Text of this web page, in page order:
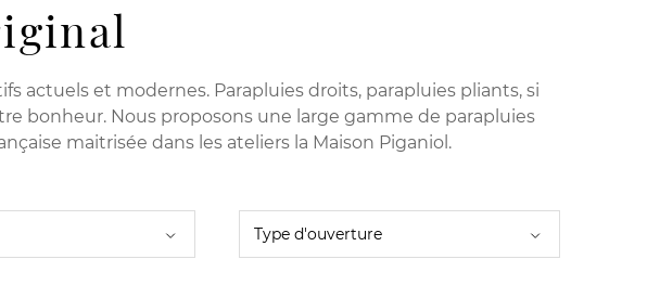
actuels et modernes. Parapluies droits, parapluies pliants, si
bonheur. Nous proposons une large gamme de parapluies
maitrisée dans les ateliers la Maison Piganiol.
Type d'ouverture